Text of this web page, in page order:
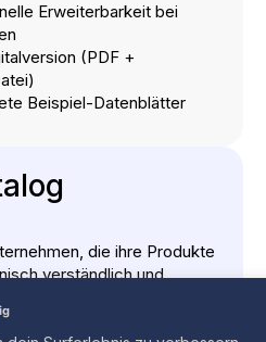
Erweiterbarkeit bei
(PDF +
Beispiel-Datenblätter
die ihre Produkte
verständlich und